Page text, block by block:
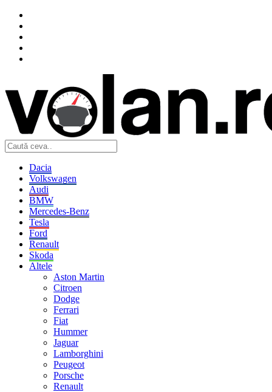
Dacia
Volkswagen
Audi
BMW
Mercedes-Benz
Tesla
Ford
Renault
Skoda
Altele
Aston Martin
Citroen
Dodge
Ferrari
Fiat
Hummer
Jaguar
Lamborghini
Peugeot
Porsche
Renault